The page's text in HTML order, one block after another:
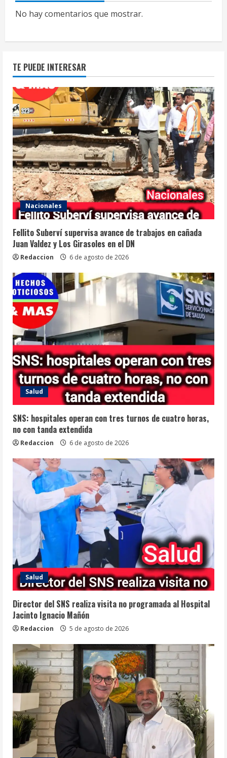
No hay comentarios que mostrar.
TE PUEDE INTERESAR
Nacionales
Fellito Suberví supervisa avance de trabajos en cañada
Juan Valdez y Los Girasoles en el DN
Redaccion 6 de agosto de 2026
Salud
SNS: hospitales operan con tres turnos de cuatro horas,
no con tanda extendida
Redaccion 6 de agosto de 2026
Salud
Director del SNS realiza visita no programada al Hospital
Jacinto Ignacio Mañón
Redaccion 5 de agosto de 2026